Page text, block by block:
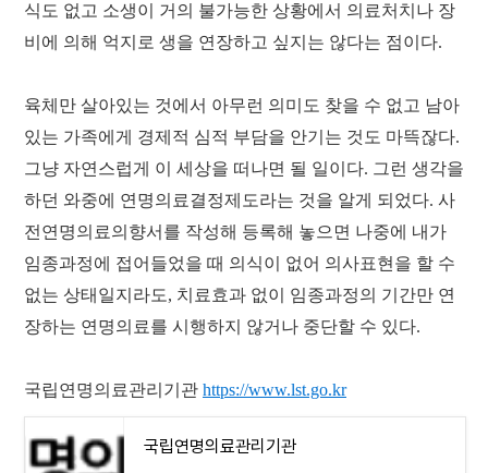
식도 없고 소생이 거의 불가능한 상황에서 의료처치나 장
비에 의해 억지로 생을 연장하고 싶지는 않다는 점이다.
육체만 살아있는 것에서 아무런 의미도 찾을 수 없고 남아
있는 가족에게 경제적 심적 부담을 안기는 것도 마뜩잖다.
그냥 자연스럽게 이 세상을 떠나면 될 일이다. 그런 생각을
하던 와중에 연명의료결정제도라는 것을 알게 되었다. 사
전연명의료의향서를 작성해 등록해 놓으면 나중에 내가
임종과정에 접어들었을 때 의식이 없어 의사표현을 할 수
없는 상태일지라도, 치료효과 없이 임종과정의 기간만 연
장하는 연명의료를 시행하지 않거나 중단할 수 있다.
국립연명의료관리기관 https://www.lst.go.kr
국립연명의료관리기관